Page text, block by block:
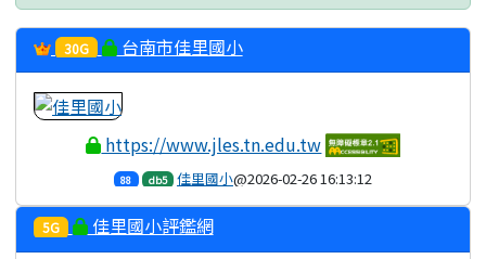
30G 台南市佳里國小
https://www.jles.tn.edu.tw
88 db5 佳里國小@2026-02-26 16:13:12
5G 佳里國小評鑑網